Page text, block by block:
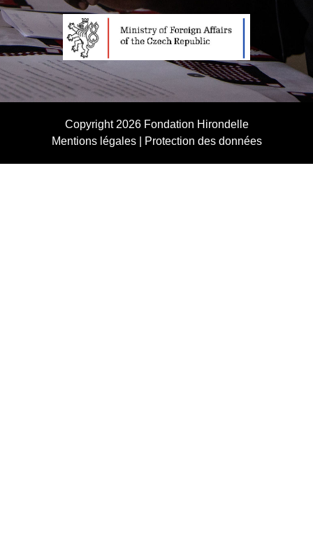
Copyright 2026 Fondation Hirondelle
Mentions légales| Protection des données